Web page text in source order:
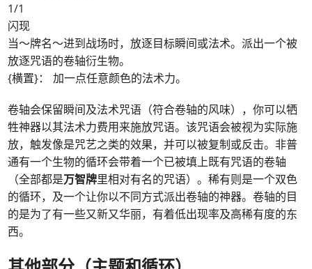
1/1
闪现
当～牌名～进到战场时，放逐目标瞬间或法术。派出一个被
放逐咒语的卷轴衍生物。
{横置}： 加一点任意颜色的法术力。
卷轴会保留瞬间及法术咒语（符合卷轴的风味），你可以牺
牲神器以其法术力费用来施放咒语。该咒语会被视为实际施
放，触发像是咒艺之类的效果，并可以被复制或反击。非普
通有一个生物的循环会带着一个已被填上既有咒语的卷轴
（全部都是万智牌里相对有名的咒语）。稀有则是一个双色
的循环，及一个让你以不同方式派出卷轴的神器。卷轴的目
的是为了有一些又新又华丽，有着低出现率及高稀有度的东
西。